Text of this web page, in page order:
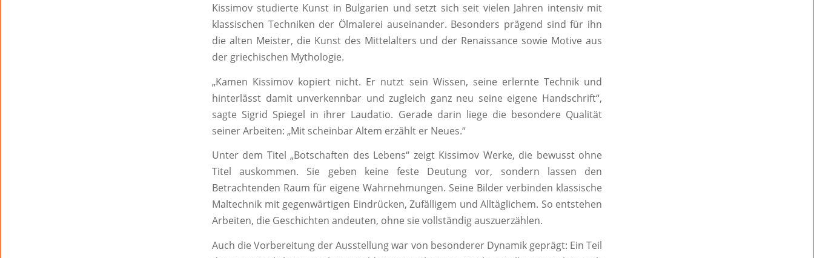
Kissimov studierte Kunst in Bulgarien und setzt sich seit vielen Jahren intensiv mit
klassischen Techniken der Ölmalerei auseinander. Besonders prägend sind für ihn
die alten Meister, die Kunst des Mittelalters und der Renaissance sowie Motive aus
der griechischen Mythologie.
„Kamen Kissimov kopiert nicht. Er nutzt sein Wissen, seine erlernte Technik und
hinterlässt damit unverkennbar und zugleich ganz neu seine eigene Handschrift“,
sagte Sigrid Spiegel in ihrer Laudatio. Gerade darin liege die besondere Qualität
seiner Arbeiten: „Mit scheinbar Altem erzählt er Neues.“
Unter dem Titel „Botschaften des Lebens“ zeigt Kissimov Werke, die bewusst ohne
Titel auskommen. Sie geben keine feste Deutung vor, sondern lassen den
Betrachtenden Raum für eigene Wahrnehmungen. Seine Bilder verbinden klassische
Maltechnik mit gegenwärtigen Eindrücken, Zufälligem und Alltäglichem. So entstehen
Arbeiten, die Geschichten andeuten, ohne sie vollständig auszuerzählen.
Auch die Vorbereitung der Ausstellung war von besonderer Dynamik geprägt: Ein Teil